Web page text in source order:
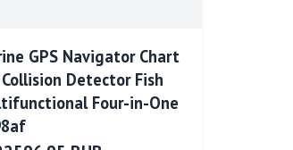
GPS Navigator Chart
Detector Fish
Four-in-One